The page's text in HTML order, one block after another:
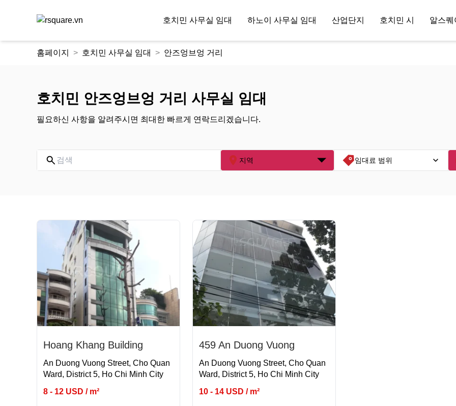
호치민 사무실 임대 하노이 사무실 임대 산업단지 호치민 시 알스퀘
홈페이지 호치민 사무실 임대 안즈엉브엉 거리
호치민 안즈엉브엉 거리 사무실 임대
필요하신 사항을 알려주시면 최대한 빠르게 연락드리겠습니다.
지역 임대료 범위
Hoang Khang Building
An Duong Vuong Street, Cho Quan
Ward, District 5, Ho Chi Minh City
8 - 12 USD / m²
459 An Duong Vuong
An Duong Vuong Street, Cho Quan
Ward, District 5, Ho Chi Minh City
10 - 14 USD / m²